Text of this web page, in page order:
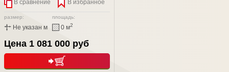
В сравнение В избранное
размер:
Не указан м
площадь:
0 м2
Цена 1 081 000 руб